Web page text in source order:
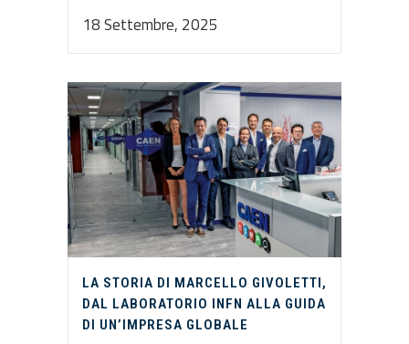
18 Settembre, 2025
LA STORIA DI MARCELLO GIVOLETTI,
DAL LABORATORIO INFN ALLA GUIDA
DI UN’IMPRESA GLOBALE